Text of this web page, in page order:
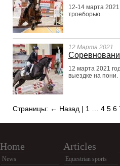
12-14 марта
троеборью.
12 Марта 2021
12 марта 2021
выездке на пони.
Страницы: ← Назад | 1 4 5 6
Home
News
Articles
Equestrian sports